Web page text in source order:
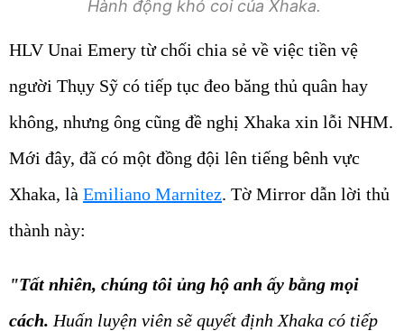
Hành động khó coi của Xhaka.
HLV Unai Emery từ chối chia sẻ về việc tiền vệ
người Thụy Sỹ có tiếp tục đeo băng thủ quân hay
không, nhưng ông cũng đề nghị Xhaka xin lỗi NHM.
Mới đây, đã có một đồng đội lên tiếng bênh vực
Xhaka, là Emiliano Marnitez. Tờ Mirror dẫn lời thủ
thành này:
"Tất nhiên, chúng tôi ủng hộ anh ấy bằng mọi
cách. Huấn luyện viên sẽ quyết định Xhaka có tiếp